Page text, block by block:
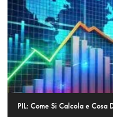
PIL: Come Si Calcola e Cosa